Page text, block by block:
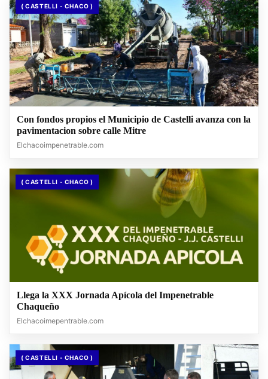
( CASTELLI - CHACO )
Con fondos propios el Municipio de Castelli avanza con la
pavimentacion sobre calle Mitre
Elchacoimpenetrable.com
( CASTELLI - CHACO )
Llega la XXX Jornada Apícola del Impenetrable
Chaqueño
Elchacoimepentrable.com
( CASTELLI - CHACO )